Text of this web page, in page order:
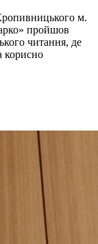
м.
пройшов
читання, де
корисно